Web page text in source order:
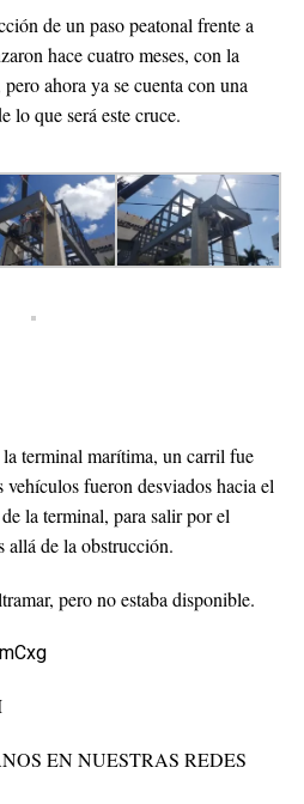
de un paso peatonal frente a
hace cuatro meses, con la
ahora ya se cuenta con una
lo que será este cruce.
la terminal marítima, un carril fue
fueron desviados hacia el
la terminal, para salir por el
allá de la obstrucción.
pero no estaba disponible.
EN NUESTRAS REDES